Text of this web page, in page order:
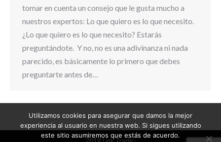
tomar en cuenta un consejo que le gusta mucho a
nuestros expertos: Lo que quiero es lo que necesito.
¿Lo que quiero es lo que necesito? Estarás
preguntándote. Y no, no es una adivinanza ni nada
parecido, es básicamente lo primero que debes
preguntarte antes de…
Utilizamos cookies para asegurar que damos la mejor
experiencia al usuario en nuestra web. Si sigues utilizando
este sitio asumiremos que estás de acuerdo.